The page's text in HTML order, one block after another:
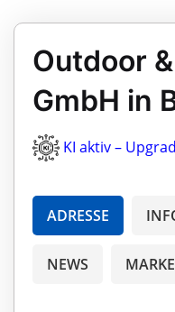
Outdoor
GmbH in
KI aktiv –
ADRESSE
NEWS